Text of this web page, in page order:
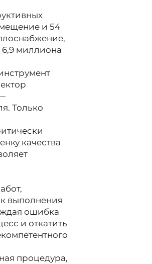
и 54
6,9 миллиона
Только
качества
выполнения
ошибка
и откатить
процедура,